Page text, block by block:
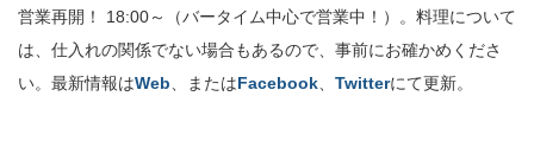
営業再開！ 18:00～（バータイム中心で営業中！）。料理について
は、仕入れの関係でない場合もあるので、事前にお確かめくださ
い。最新情報はWeb 、またはFacebook Twitterにて更新。